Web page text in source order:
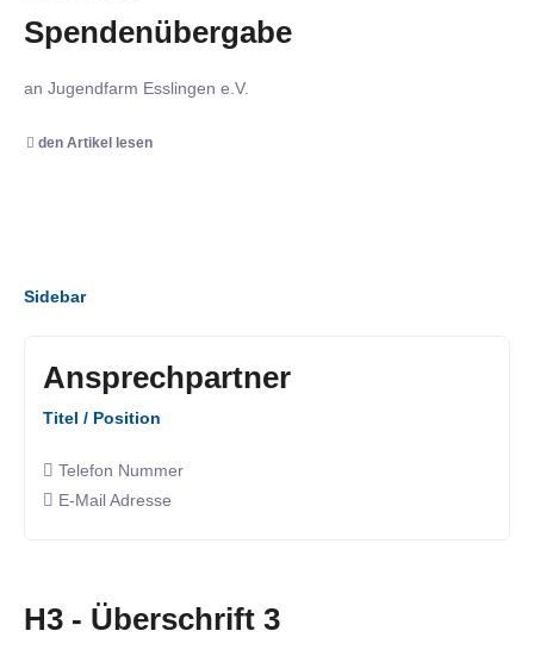
Spendenübergabe
an Jugendfarm Esslingen e.V.
den Artikel lesen
Sidebar
Ansprechpartner
Titel / Position
Telefon Nummer
E-Mail Adresse
H3 - Überschrift 3